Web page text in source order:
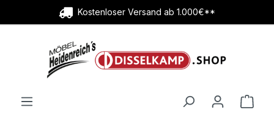
Zum Hauptinhalt springenKostenloser Versand ab 1.000€**